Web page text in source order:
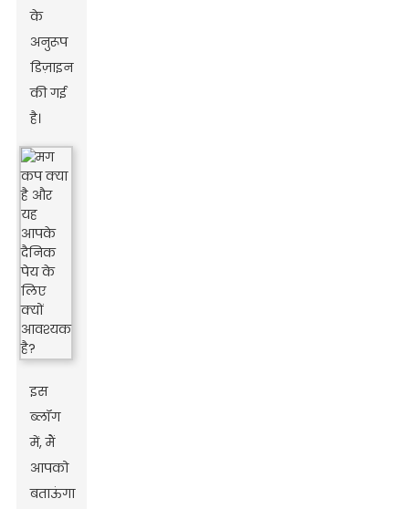
के
अनुरूप
डिज़ाइन
की गई
है।
इस
ब्लॉग
में, मैं
आपको
बताऊंगा